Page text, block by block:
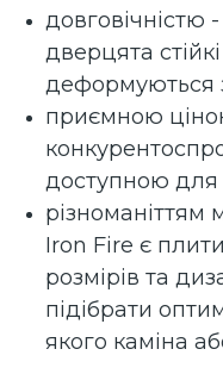
довговічністю
дверцята
деформуються
приємною
доступною для
різноманіттям
Iron Fire є
розмірів та
підібрати
якого каміна